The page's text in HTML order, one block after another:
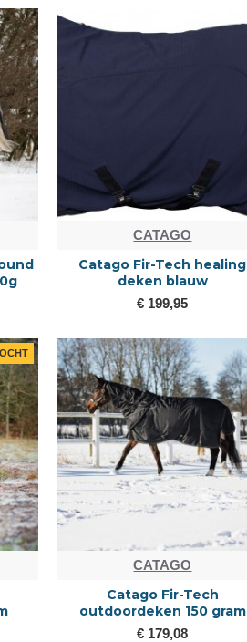
CATAGO
Catago Fir-Tech healing
deken blauw
€ 199,95
CATAGO
Catago Fir-Tech
outdoordeken 150 gram
€ 179,08